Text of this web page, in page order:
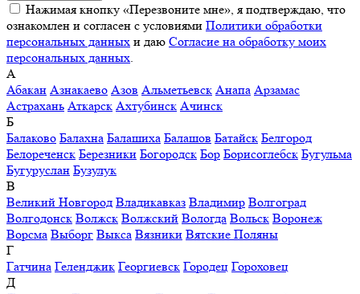
Нажимая кнопку «Перезвоните мне», я подтверждаю, что
ознакомлен и согласен с условиями Политики обработки
персональных данных и даю Согласие на обработку моих
персональных данных.
А
Абакан Азнакаево Азов Альметьевск Анапа Арзамас
Астрахань Аткарск Ахтубинск Ачинск
Б
Балаково Балахна Балашиха Балашов Батайск Белгород
Белореченск Березники Богородск Бор Борисоглебск Бугульма
Бугуруслан Бузулук
В
Великий Новгород Владикавказ Владимир Волгоград
Волгодонск Волжск Волжский Вологда Вольск Воронеж
Ворсма Выборг Выкса Вязники Вятские Поляны
Г
Гатчина Геленджик Георгиевск Городец Гороховец
Д